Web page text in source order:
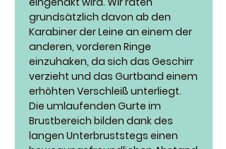
grundsätzlich davon ab den
Karabiner der Leine an einem der
anderen, vorderen Ringe
einzuhaken, da sich das Geschirr
verzieht und das Gurtband einem
erhöhten Verschleiß unterliegt.
Die umlaufenden Gurte im
Brustbereich bilden dank des
langen Unterbruststegs einen